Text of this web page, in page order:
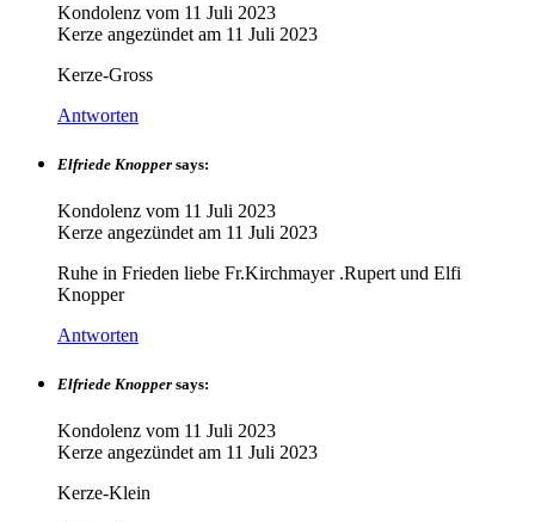
Kondolenz vom 11 Juli 2023
Kerze angezündet am 11 Juli 2023
Kerze-Gross
Antworten
Elfriede Knopper says:
Kondolenz vom 11 Juli 2023
Kerze angezündet am 11 Juli 2023
Ruhe in Frieden liebe Fr.Kirchmayer .Rupert und Elfi
Knopper
Antworten
Elfriede Knopper says:
Kondolenz vom 11 Juli 2023
Kerze angezündet am 11 Juli 2023
Kerze-Klein